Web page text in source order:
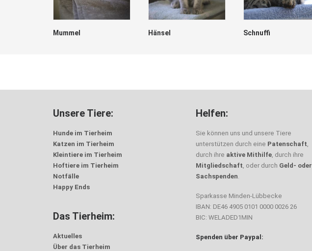
Mummel Hänsel Schnuffi
Unsere Tiere:
Hunde im Tierheim
Katzen im Tierheim
Kleintiere im Tierheim
Hoftiere im Tierheim
Notfälle
Happy Ends
Das Tierheim:
Aktuelles
Über das Tierheim
Helfen:
Sie können uns und unsere Tiere
unterstützen durch eine Patenschaft,
durch ihre aktive Mithilfe, durch ihre
Mitgliedschaft, oder durch Geld- oder
Sachspenden.
Sparkasse Minden-Lübbecke
IBAN: DE46 4905 0101 0000 0026 26
BIC: WELADED1MIN
Spenden über Paypal: